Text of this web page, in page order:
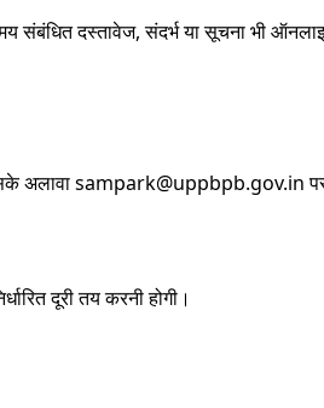
संबंधित दस्तावेज, संदर्भ या सूचना भी
अलावा sampark@uppbpb.gov.in
दूरी तय करनी होगी।